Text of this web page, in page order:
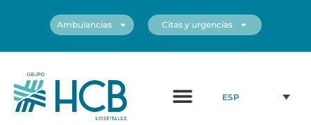
Ambulancias Citas y urgencias
ESP